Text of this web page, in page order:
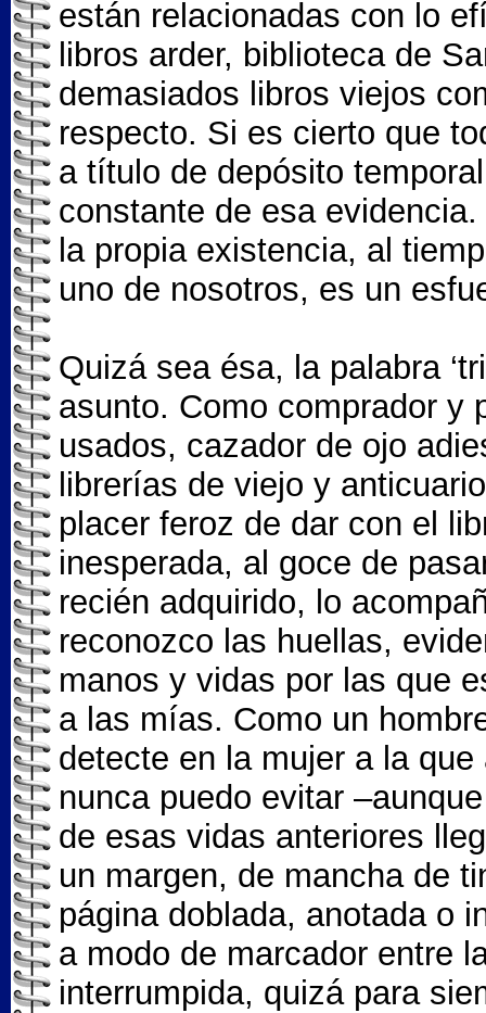
están relacionadas con lo
libros arder, biblioteca de
demasiados libros viejos
respecto. Si es cierto que
a título de depósito
constante de esa
la propia existencia, al
uno de nosotros, es un
Quizá sea ésa, la palabra
asunto. Como comprador y
usados, cazador de ojo
librerías de viejo y
placer feroz de dar con el
inesperada, al goce de
recién adquirido, lo
reconozco las huellas,
manos y vidas por las que
a las mías. Como un
detecte en la mujer a la
nunca puedo evitar
de esas vidas anteriores
un margen, de mancha de
página doblada, anotada o
a modo de marcador entre
interrumpida, quizá para